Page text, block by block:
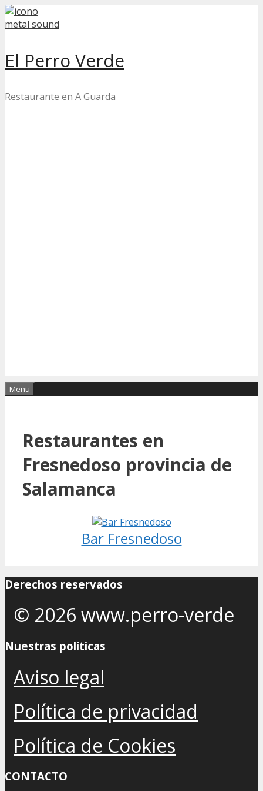
Skip
to
El Perro Verde
Restaurante en A Guarda
Menu
Restaurantes en
Fresnedoso provincia de
Salamanca
Bar Fresnedoso
Derechos reservados
© 2026 www.perro-verde
Nuestras políticas
Aviso legal
Política de privacidad
Política de Cookies
CONTACTO